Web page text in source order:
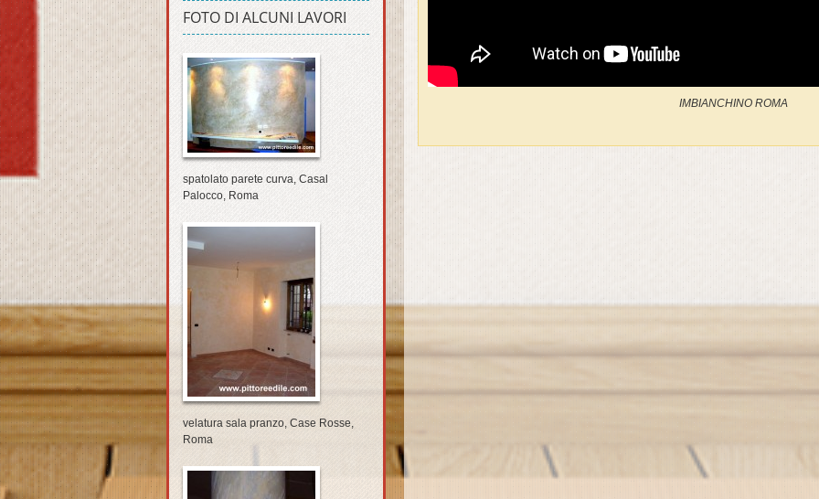
IMBIANCHINO ROMA
FOTO DI ALCUNI LAVORI
spatolato parete curva, Casal
Palocco, Roma
velatura sala pranzo, Case Rosse,
Roma